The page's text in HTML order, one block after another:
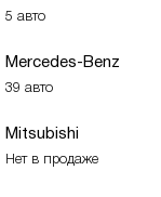
5 авто
Mercedes-Benz
39 авто
Mitsubishi
Нет в продаже